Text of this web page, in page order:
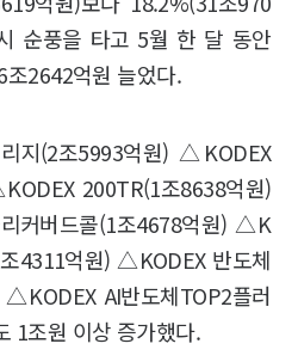
순풍을 타고 5월 한 달 동안
조2642억원 늘었다.
지(2조5993억원) △KODEX
200TR(1조8638억원)
커버드콜(1조4678억원) △K
4311억원) △KODEX 반도체
AI반도체TOP2플러
1조원 이상 증가했다.